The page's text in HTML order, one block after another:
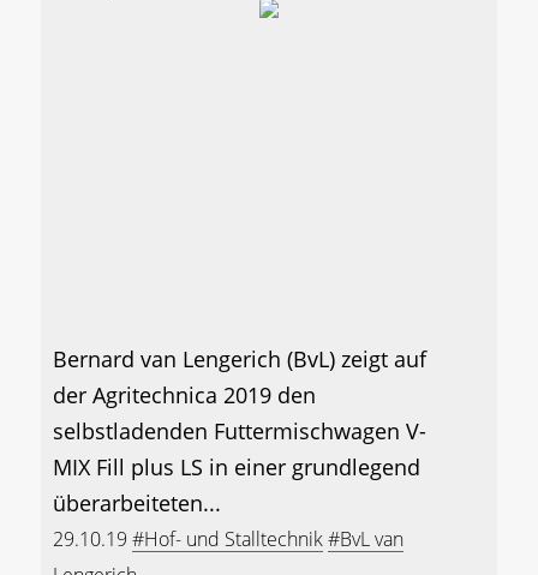
Bernard van Lengerich (BvL) zeigt auf
der Agritechnica 2019 den
selbstladenden Futtermischwagen V-
MIX Fill plus LS in einer grundlegend
überarbeiteten...
29.10.19 #Hof- und Stalltechnik#BvL van